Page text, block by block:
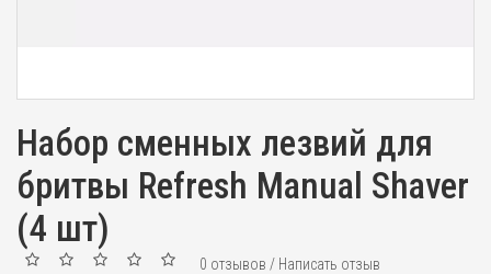
Набор сменных лезвий для
бритвы Refresh Manual Shaver
(4 шт)
0 отзывов / Написать отзыв